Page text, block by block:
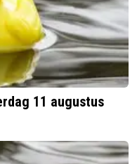
11 augustus